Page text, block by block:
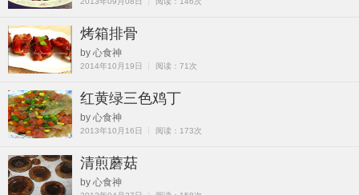
烤箱排骨
by 心食神
2014年10月19日 ┊ 阅读：71次
红黄绿三色鸡丁
by 心食神
2013年10月16日 ┊ 阅读：173次
清煎蘑菇
by 心食神